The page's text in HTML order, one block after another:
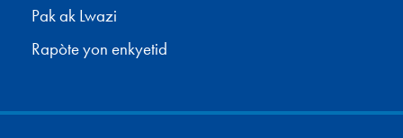
Pak ak Lwazi
Rapòte yon enkyetid